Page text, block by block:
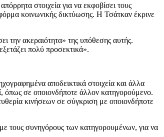
στοιχεία για να εκφοβίσει τους
κοινωνικής δικτύωσης. Η Τσάτκαν έκρινε
την ακεραιότητα» της υπόθεσης αυτής.
πολύ προσεκτικά».
αποδεικτικά στοιχεία και άλλα
όπως σε οποιονδήποτε άλλον κατηγορούμενο.
κινήσεων σε σύγκριση με οποιονδήποτε
με τους συνηγόρους των κατηγορουμένων, για να